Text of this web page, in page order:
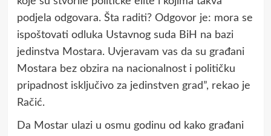
podjela odgovara. Šta raditi? Odgovor je: mora se
ispoštovati odluka Ustavnog suda BiH na bazi
jedinstva Mostara. Uvjeravam vas da su građani
Mostara bez obzira na nacionalnost i političku
pripadnost isključivo za jedinstven grad”, rekao je
Račić.
Da Mostar ulazi u osmu godinu od kako građani